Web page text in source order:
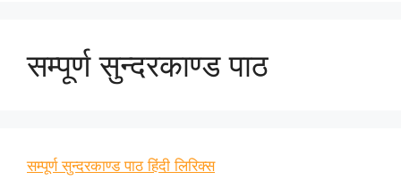
सम्पूर्ण सुन्दरकाण्ड पाठ
सम्पूर्ण सुन्दरकाण्ड पाठ हिंदी लिरिक्स